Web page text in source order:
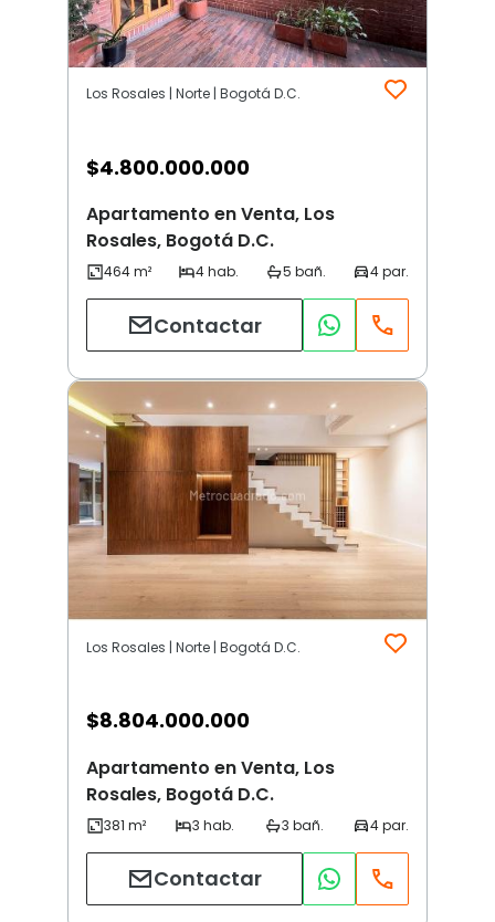
Los Rosales | Norte | Bogotá D.C.
$4.800.000.000
Apartamento en Venta, Los
Rosales, Bogotá D.C.
Contactar
Los Rosales | Norte | Bogotá D.C.
$8.804.000.000
Apartamento en Venta, Los
Rosales, Bogotá D.C.
Contactar